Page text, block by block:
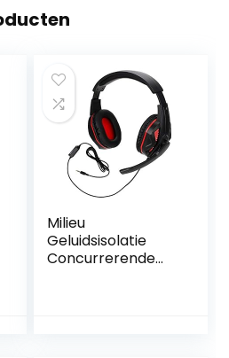
Milieu
Geluidsisolatie
Concurrerende